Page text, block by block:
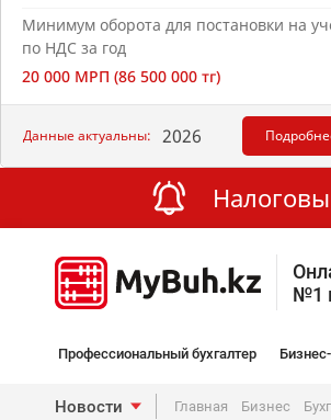
Минимум оборота для постановки на
по НДС за год
20 000 МРП (86 500 000 тг)
Данные актуальны: 2026
№1
Профессиональный бухгалтер
Новости Главная Бизнес